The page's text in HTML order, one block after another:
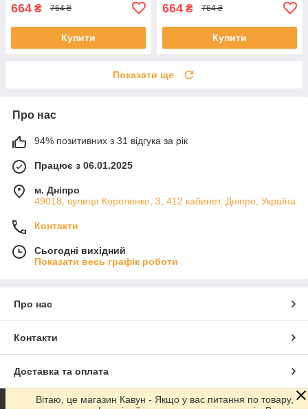
664 ₴ 764 ₴
Купити
664 ₴ 764 ₴
Купити
Показати ще
Про нас
94% позитивних з 31 відгука за рік
Працює з 06.01.2025
м. Дніпро
49018, вулиця Короленко, 3, 412 кабинет, Дніпро, Україна
Контакти
Сьогодні вихідний
Показати весь графік роботи
Про нас
Контакти
Доставка та оплата
Графік роботи
Вітаю, це магазин Кавун - Якщо у вас питання по товару,